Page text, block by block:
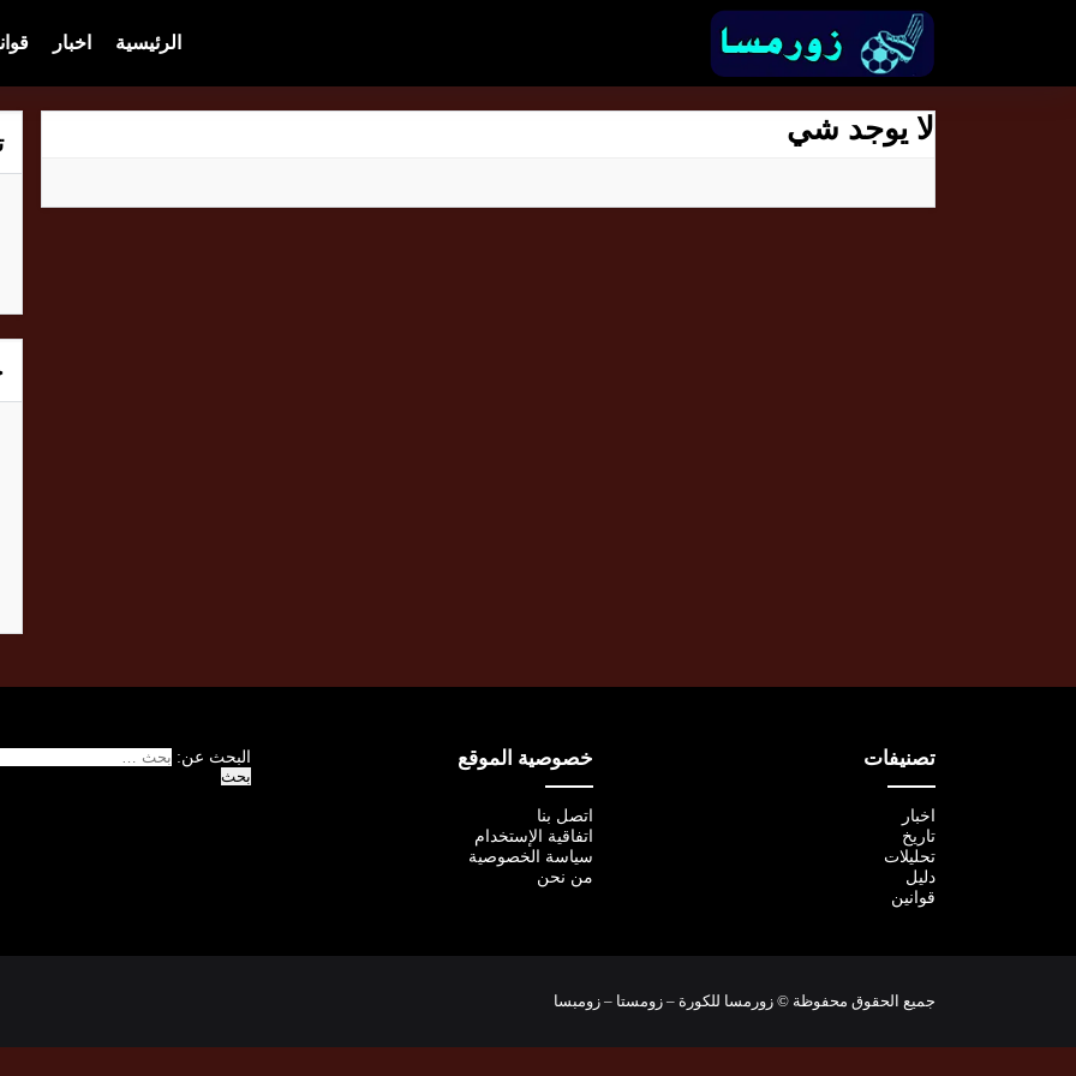
الرئيسية اخبار
لا يوجد شي
تصنيفات
اخبار
تاريخ
تحليلات
دليل
قوانين
خصوصية الموقع
اتصل بنا
اتفاقية الإستخدام
سياسة الخصوصية
من نحن
البحث عن:
جميع الحقوق محفوظة © زورمسا للكورة – زومستا – زومبسا